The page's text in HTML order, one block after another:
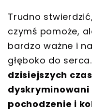
Trudno
czymś pomoże,
bardzo ważne i
głęboko do serca.
dzisiejszych
dyskryminowani
pochodzenie i